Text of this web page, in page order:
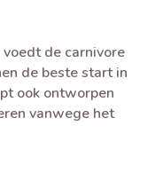
de carnivore
de beste start in
ook ontworpen
vanwege het